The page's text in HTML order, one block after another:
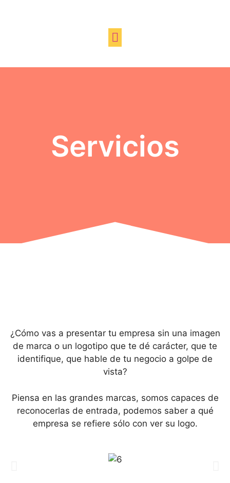
Servicios
¿Cómo vas a presentar tu empresa sin una imagen
de marca o un logotipo que te dé carácter, que te
identifique, que hable de tu negocio a golpe de
vista?
Piensa en las grandes marcas, somos capaces de
reconocerlas de entrada, podemos saber a qué
empresa se refiere sólo con ver su logo.